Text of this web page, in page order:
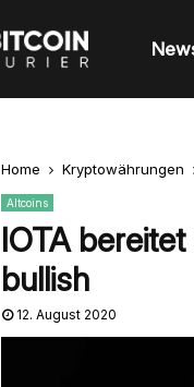
Home Kryptowährungen
Altcoins
IOTA
bullish
12. August 2020